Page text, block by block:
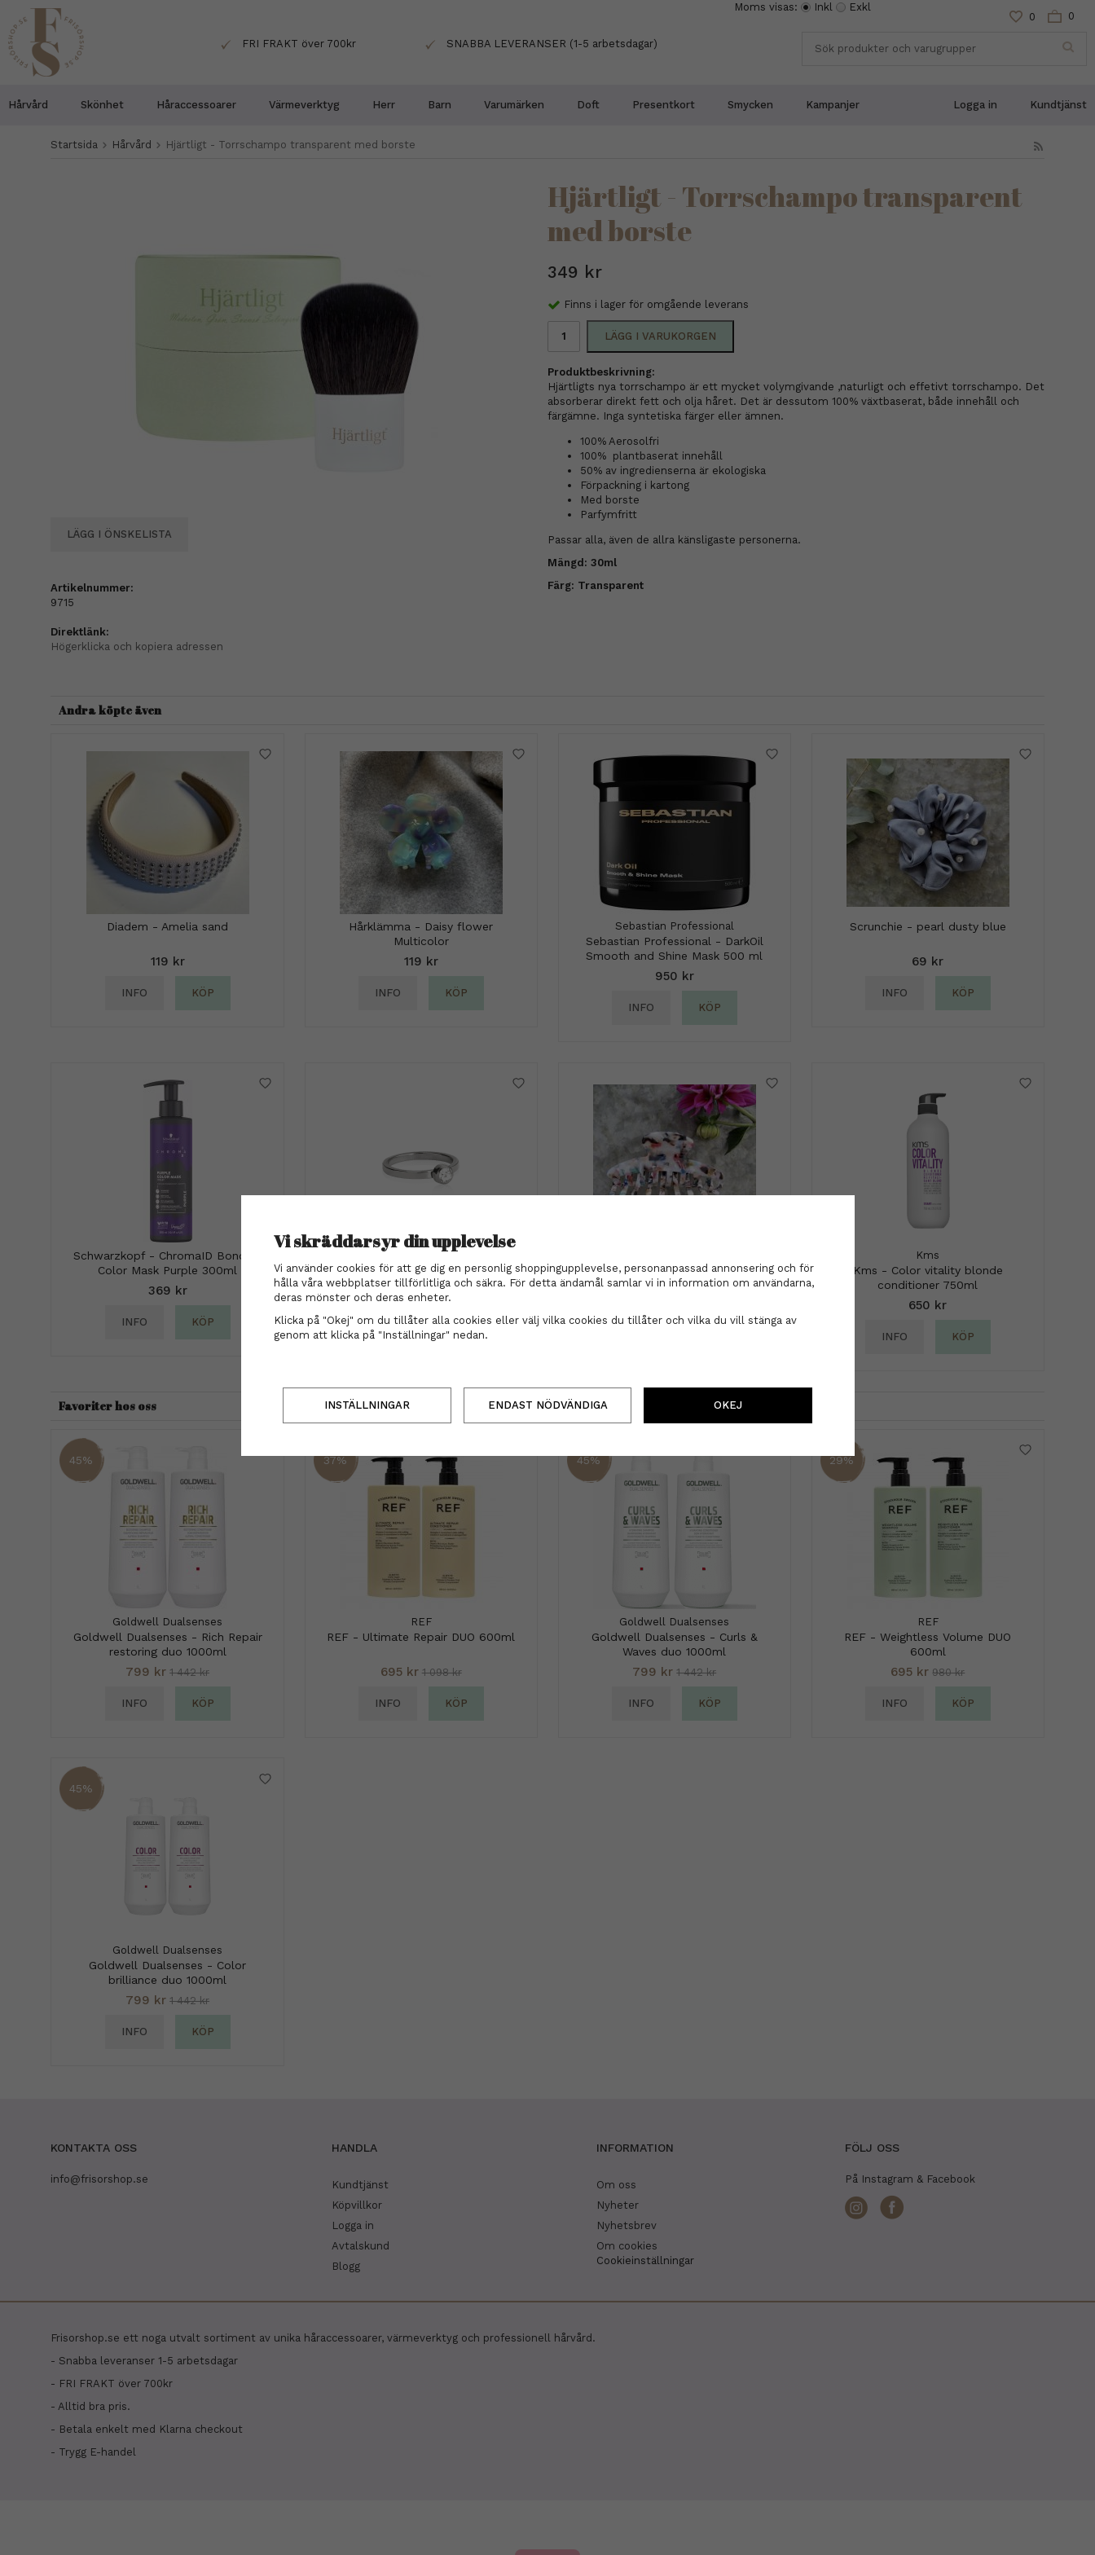
0 0
Moms visas: Inkl Exkl
FRI FRAKT över 700kr SNABBA LEVERANSER (1-5 arbetsdagar)
Hårvård Skönhet Håraccessoarer Värmeverktyg Herr Barn Varumärken Doft Presentkort Smycken Kampanjer Logga in Kundtjänst
Startsida Hårvård Hjärtligt - Torrschampo transparent med borste
Hjärtligt - Torrschampo transparent
med borste
349 kr
Finns i lager för omgående leverans
LÄGG I VARUKORGEN
Produktbeskrivning:
Hjärtligts nya torrschampo är ett mycket volymgivande ,naturligt och effetivt torrschampo. Det
absorberar direkt fett och olja håret. Det är dessutom 100% växtbaserat, både innehåll och
färgämne. Inga syntetiska färger eller ämnen.
100% Aerosolfri
100% plantbaserat innehåll
50% av ingredienserna är ekologiska
Förpackning i kartong
Med borste
Parfymfritt
Passar alla, även de allra känsligaste personerna.
Mängd: 30ml
Färg: Transparent
LÄGG I ÖNSKELISTA
Artikelnummer:
9715
Direktlänk:
Högerklicka och kopiera adressen
Andra köpte även
Diadem - Amelia sand
119 kr
INFO KÖP
Hårklämma - Daisy flower
Multicolor
119 kr
INFO KÖP
Sebastian Professional
Sebastian Professional - DarkOil
Smooth and Shine Mask 500 ml
950 kr
INFO KÖP
Scrunchie - pearl dusty blue
69 kr
INFO KÖP
Schwarzkopf - ChromaID Bonding
Color Mask Purple 300ml
369 kr
INFO KÖP
Blomdahl - Ring NT Bezel 18mm,
Crystal
849 kr
INFO KÖP
159 kr
INFO KÖP
Kms
Kms - Color vitality blonde
conditioner 750ml
650 kr
INFO KÖP
Favoriter hos oss
45%
Goldwell Dualsenses
Goldwell Dualsenses - Rich Repair
restoring duo 1000ml
799 kr 1 442 kr
INFO KÖP
37%
REF
REF - Ultimate Repair DUO 600ml
695 kr 1 098 kr
INFO KÖP
45%
Goldwell Dualsenses
Goldwell Dualsenses - Curls &
Waves duo 1000ml
799 kr 1 442 kr
INFO KÖP
29%
REF
REF - Weightless Volume DUO
600ml
695 kr 980 kr
INFO KÖP
45%
Goldwell Dualsenses
Goldwell Dualsenses - Color
brilliance duo 1000ml
799 kr 1 442 kr
INFO KÖP
KONTAKTA OSS
info@frisorshop.se
HANDLA
Kundtjänst
Köpvillkor
Logga in
Avtalskund
Blogg
INFORMATION
Om oss
Nyheter
Nyhetsbrev
Om cookies
Cookieinställningar
FÖLJ OSS
På Instagram & Facebook
Frisorshop.se ett noga utvalt sortiment av unika håraccessoarer, värmeverktyg och professionell hårvård.
- Snabba leveranser 1-5 arbetsdagar
- FRI FRAKT över 700kr
- Alltid bra pris.
- Betala enkelt med Klarna checkout
- Trygg E-handel
Vi skräddarsyr din upplevelse
Vi använder cookies för att ge dig en personlig shoppingupplevelse, personanpassad annonsering och för
hålla våra webbplatser tillförlitliga och säkra. För detta ändamål samlar vi in information om användarna,
deras mönster och deras enheter.
Klicka på "Okej" om du tillåter alla cookies eller välj vilka cookies du tillåter och vilka du vill stänga av
genom att klicka på "Inställningar" nedan.
INSTÄLLNINGAR ENDAST NÖDVÄNDIGA OKEJ